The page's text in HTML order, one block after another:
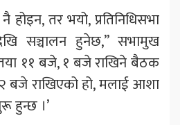
तर भयो, प्रतिनिधिसभा
सञ्चालन हुनेछ,” सभामुख
११ बजे, १ बजे राखिने बैठक
बजे राखिएको हो, मलाई आशा
हुन्छ ।’